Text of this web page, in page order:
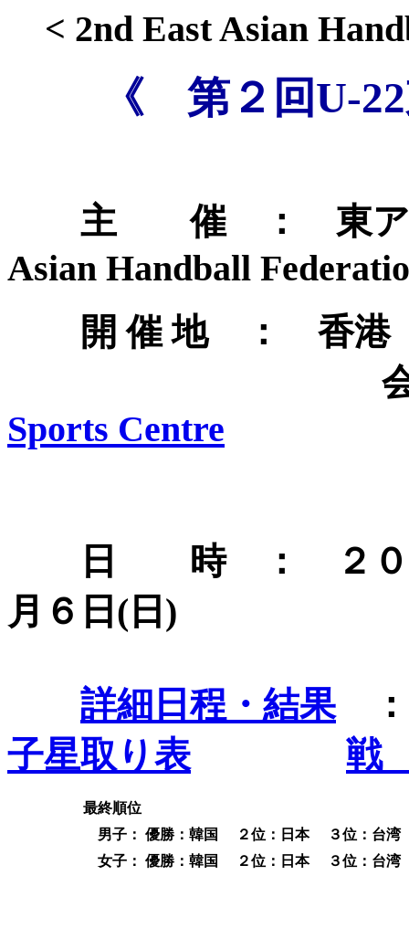
< 2nd East Asian
《 第２回U-
主 催 ： 東アジア
Asian Handball
開 催 地 ： 香港
会場
Sports Centre
日 時 ： ２０１４
月６日(日)
詳細日程・結果
子星取り表
戦
最終順位
男子： 優勝：韓国 ２位：日本
３位：台湾
女子： 優勝：韓国 ２位：日本 ３位：台湾